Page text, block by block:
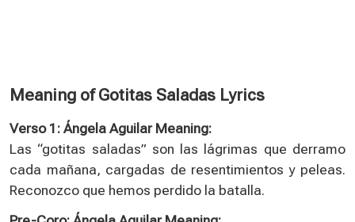
Meaning of Gotitas Saladas Lyrics
Verso 1: Ángela Aguilar Meaning:
Las “gotitas saladas” son las lágrimas que derramo
cada mañana, cargadas de resentimientos y peleas.
Reconozco que hemos perdido la batalla.